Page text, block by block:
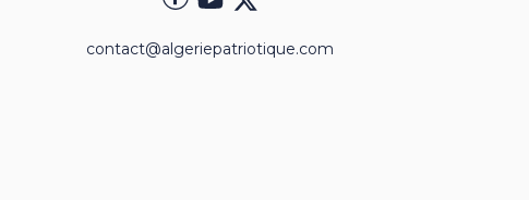
contact@algeriepatriotique.com